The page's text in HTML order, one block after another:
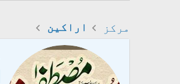
مرکز اراکین